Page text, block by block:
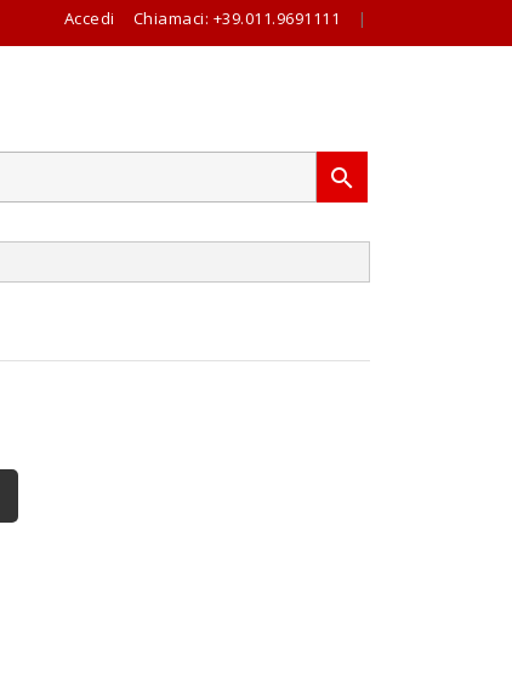
Accedi Chiamaci: +39.011.9691111 |
